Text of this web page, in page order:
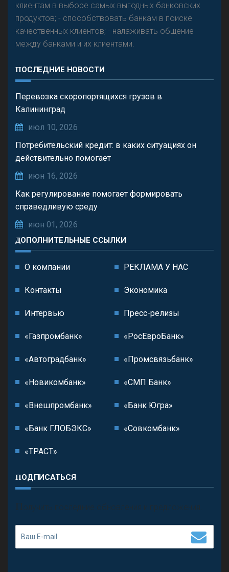
клиентам в выборе самых выгодных банковских
продуктов; - способствовать банкам в поиске
качественных клиентов; - налаживать общение
между банками и их клиентами.
ПОСЛЕДНИЕ НОВОСТИ
Перевозка скоропортящихся грузов в
Калининград
июл 10, 2026
Потребительский кредит: в каких ситуациях он
действительно помогает
июн 16, 2026
Как регулирование помогает формировать
справедливую среду
июн 01, 2026
ДОПОЛНИТЕЛЬНЫЕ ССЫЛКИ
О компании РЕКЛАМА У НАС
Контакты Экономика
Интервью Пресс-релизы
«Газпромбанк» «РосЕвроБанк»
«Автоградбанк» «Промсвязьбанк»
«Новикомбанк» «СМП Банк»
«Внешпромбанк» «Банк Югра»
«Банк ГЛОБЭКС» «Совкомбанк»
«ТРАСТ»
ПОДПИСАТЬСЯ
П олучить последние обновления и предложения.